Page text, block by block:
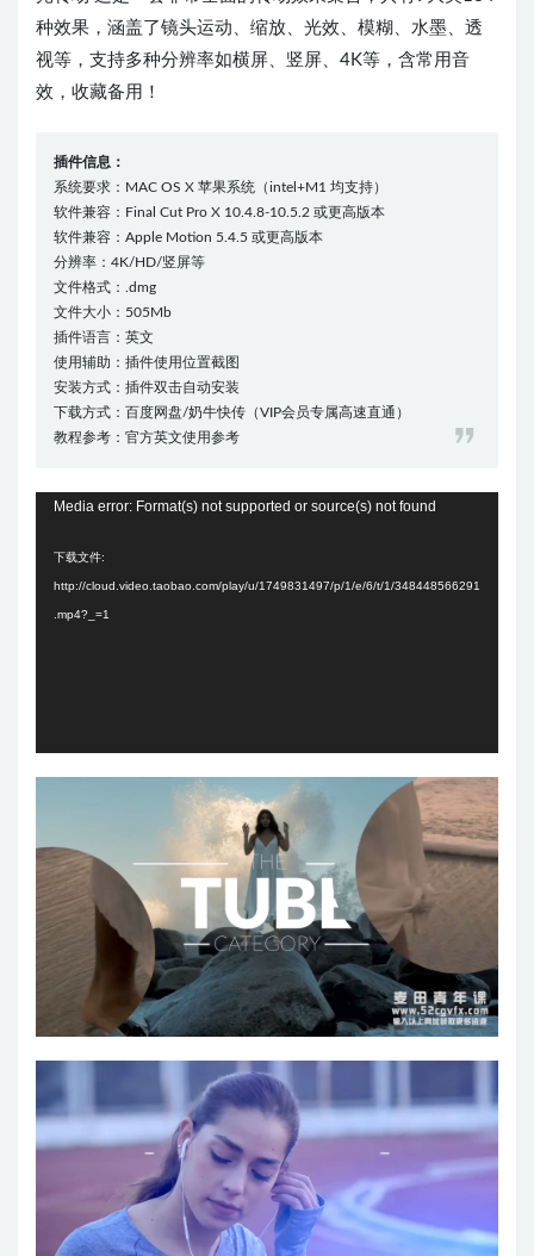
种效果，涵盖了镜头运动、缩放、光效、模糊、水墨、透
视等，支持多种分辨率如横屏、竖屏、4K等，含常用音
效，收藏备用！‎ ‎‎ ‎ ‎
插件信息：
系统要求：MAC OS X 苹果系统（intel+M1 均支持）
软件兼容：Final Cut Pro X 10.4.8-10.5.2 或更高版本
软件兼容：Apple Motion 5.4.5 或更高版本
分辨率：4K/HD/竖屏等
文件格式：.dmg
文件大小：505Mb
插件语言：英文
使用辅助：插件使用位置截图
安装方式：插件双击自动安装
下载方式：百度网盘/奶牛快传（VIP会员专属高速直通）
教程参考：官方英文使用参考
Media error: Format(s) not supported or source(s) not found
下载文件:
http://cloud.video.taobao.com/play/u/1749831497/p/1/e/6/t/1/348448566291
.mp4?_=1